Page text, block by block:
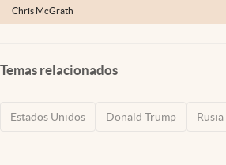
Chris McGrath
Temas relacionados
Estados Unidos Donald Trump Rusia